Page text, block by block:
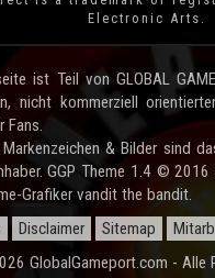
Electronic Arts.
ist Teil von GLOBAL
nicht kommerziell
Fans.
& Bilder sind
GGP Theme 1.4 ©
Grafiker vandit the bandit.
Disclaimer Sitemap
GlobalGameport.com - Alle